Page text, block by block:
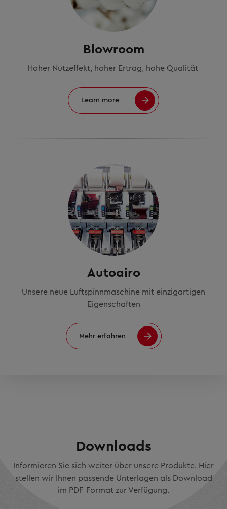
Blowroom
Hoher Nutzeffekt, hoher Ertrag, hohe Qualität
Learn more
Autoairo
Unsere neue Luftspinnmaschine mit einzigartigen
Eigenschaften
Mehr erfahren
Downloads
Informieren Sie sich weiter über unsere Produkte. Hier
stellen wir Ihnen passende Unterlagen als Download
im PDF-Format zur Verfügung.